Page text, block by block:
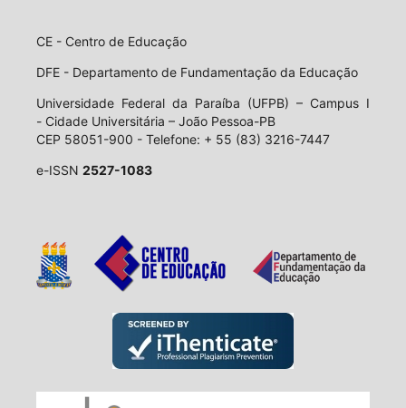
CE - Centro de Educação
DFE - Departamento de Fundamentação da Educação
Universidade Federal da Paraíba (UFPB) – Campus I
- Cidade Universitária – João Pessoa-PB
CEP 58051-900 - Telefone: + 55 (83) 3216-7447
e-ISSN 2527-1083